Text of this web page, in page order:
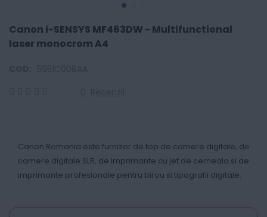
Canon i-SENSYS MF463DW - Multifunctional
laser monocrom A4
Canon Romania este furnizor de top de camere digitale, de
camere digitale SLR, de imprimante cu jet de cerneala si de
imprimante profesionale pentru birou si tipografii digitale.